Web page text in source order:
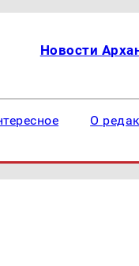
Новости
О